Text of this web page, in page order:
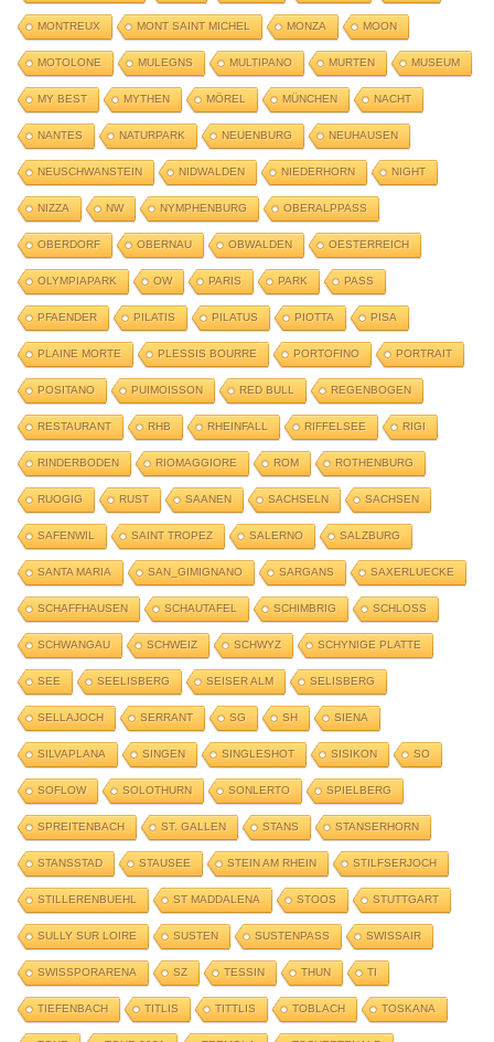
MONTREUX MONT SAINT MICHEL MONZA MOON
MOTOLONE MULEGNS MULTIPANO MURTEN MUSEUM
MY BEST MYTHEN MÖREL MÜNCHEN NACHT
NANTES NATURPARK NEUENBURG NEUHAUSEN
NEUSCHWANSTEIN NIDWALDEN NIEDERHORN NIGHT
NIZZA NW NYMPHENBURG OBERALPPASS
OBERDORF OBERNAU OBWALDEN OESTERREICH
OLYMPIAPARK OW PARIS PARK PASS
PFAENDER PILATIS PILATUS PIOTTA PISA
PLAINE MORTE PLESSIS BOURRE PORTOFINO PORTRAIT
POSITANO PUIMOISSON RED BULL REGENBOGEN
RESTAURANT RHB RHEINFALL RIFFELSEE RIGI
RINDERBODEN RIOMAGGIORE ROM ROTHENBURG
RUOGIG RUST SAANEN SACHSELN SACHSEN
SAFENWIL SAINT TROPEZ SALERNO SALZBURG
SANTA MARIA SAN_GIMIGNANO SARGANS SAXERLUECKE
SCHAFFHAUSEN SCHAUTAFEL SCHIMBRIG SCHLOSS
SCHWANGAU SCHWEIZ SCHWYZ SCHYNIGE PLATTE
SEE SEELISBERG SEISER ALM SELISBERG
SELLAJOCH SERRANT SG SH SIENA
SILVAPLANA SINGEN SINGLESHOT SISIKON SO
SOFLOW SOLOTHURN SONLERTO SPIELBERG
SPREITENBACH ST. GALLEN STANS STANSERHORN
STANSSTAD STAUSEE STEIN AM RHEIN STILFSERJOCH
STILLERENBUEHL ST MADDALENA STOOS STUTTGART
SULLY SUR LOIRE SUSTEN SUSTENPASS SWISSAIR
SWISSPORARENA SZ TESSIN THUN TI
TIEFENBACH TITLIS TITTLIS TOBLACH TOSKANA